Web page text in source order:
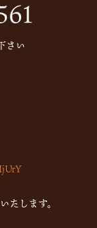
さい
たします。